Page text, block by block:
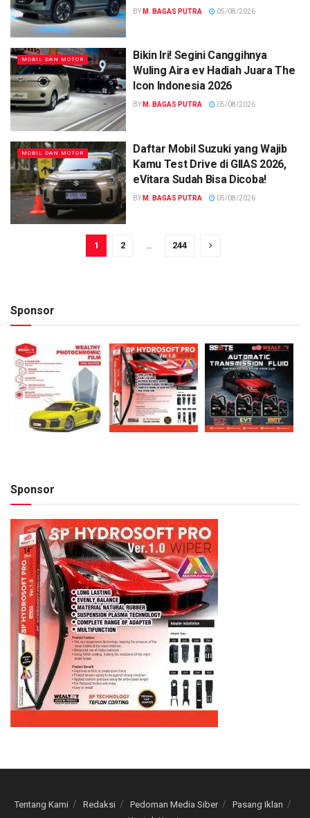
BY M. BAGAS PUTRA 05/08/2026
MOBIL DAN MOTOR
Bikin Iri! Segini Canggihnya
Wuling Aira ev Hadiah Juara The
Icon Indonesia 2026
BY M. BAGAS PUTRA 05/08/2026
MOBIL DAN MOTOR
Daftar Mobil Suzuki yang Wajib
Kamu Test Drive di GIIAS 2026,
eVitara Sudah Bisa Dicoba!
BY M. BAGAS PUTRA 05/08/2026
1 2 … 244
Sponsor
Sponsor
Tentang Kami Redaksi Pedoman Media Siber
Pasang Iklan